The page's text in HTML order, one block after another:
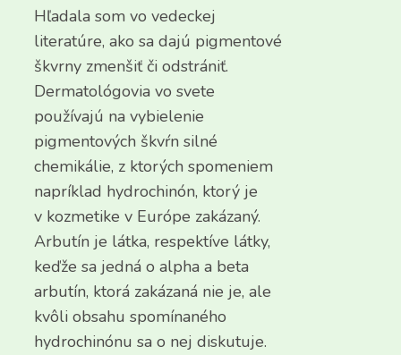
Hľadala som vo vedeckej
literatúre, ako sa dajú pigmentové
škvrny zmenšiť či odstrániť.
Dermatológovia vo svete
používajú na vybielenie
pigmentových škvŕn silné
chemikálie, z ktorých spomeniem
napríklad hydrochinón, ktorý je
v kozmetike v Európe zakázaný.
Arbutín je látka, respektíve látky,
keďže sa jedná o alpha a beta
arbutín, ktorá zakázaná nie je, ale
kvôli obsahu spomínaného
hydrochinónu sa o nej diskutuje.